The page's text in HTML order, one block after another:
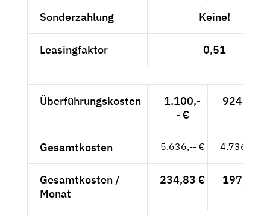
Sonderzahlung Keine!
Leasingfaktor 0,51
Überführungskosten
1.100,-
- €
924,37 €
Gesamtkosten 5.636,-- € 4.736,13 €
Gesamtkosten /
Monat
234,83 € 197,34 €